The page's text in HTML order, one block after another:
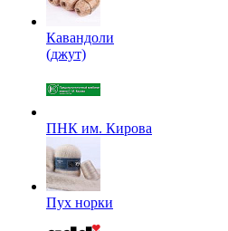
Кавандоли
(джут)
ПНК им. Кирова
Пух норки